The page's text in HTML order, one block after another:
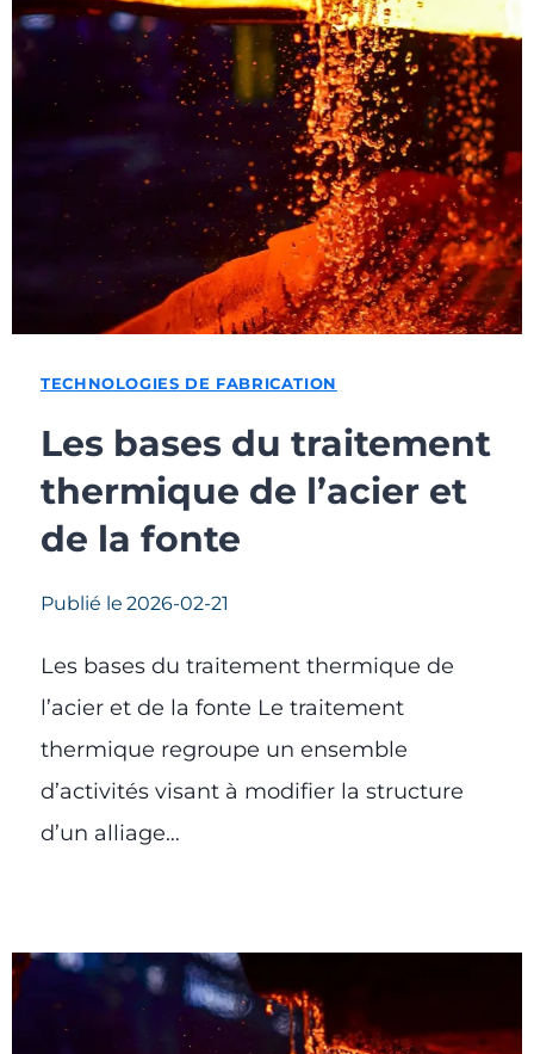
TECHNOLOGIES DE FABRICATION
Les bases du traitement
thermique de l’acier et
de la fonte
Publié le 2026-02-21
Les bases du traitement thermique de
l’acier et de la fonte Le traitement
thermique regroupe un ensemble
d’activités visant à modifier la structure
d’un alliage…